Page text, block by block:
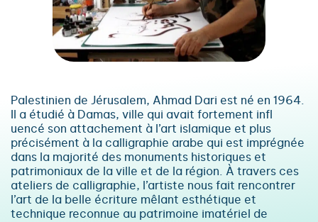
Palestinien de Jérusalem, Ahmad Dari est né en 1964.
Il a étudié à Damas, ville qui avait fortement infl
uencé son attachement à l’art islamique et plus
précisément à la calligraphie arabe qui est imprégnée
dans la majorité des monuments historiques et
patrimoniaux de la ville et de la région. À travers ces
ateliers de calligraphie, l’artiste nous fait rencontrer
l’art de la belle écriture mêlant esthétique et
technique reconnue au patrimoine imatériel de